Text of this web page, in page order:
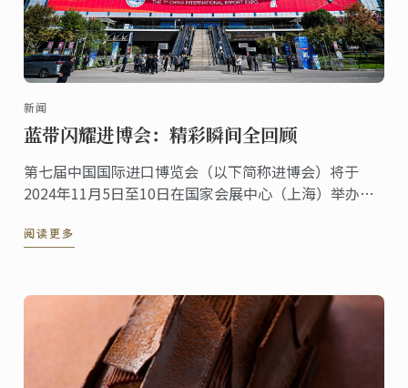
新闻
蓝带闪耀进博会：精彩瞬间全回顾
第七届中国国际进口博览会（以下简称进博会）将于
2024年11月5日至10日在国家会展中心（上海）举办。
自本土、传承百年烹饪传统与创新精神的蓝带国际学院
阅读更多